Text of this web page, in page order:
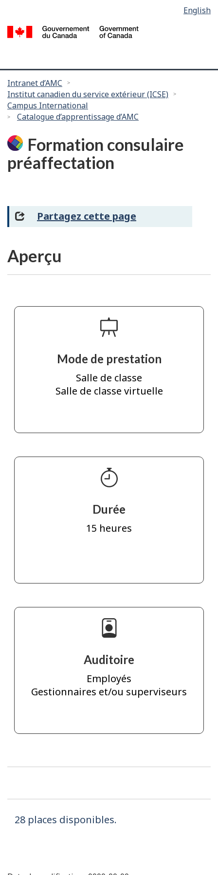
contenu
selection
English
Vous
êtes
ici :
Intranet d’AMC
Institut canadien du service extérieur (ICSE)
Campus International
Catalogue d’apprentissage d’AMC
Formation consulaire
préaffectation
Partagez cette page
Aperçu
Mode de prestation
Salle de classe
Salle de classe virtuelle
Durée
15 heures
Auditoire
Employés
Gestionnaires et/ou superviseurs
28 places disponibles.